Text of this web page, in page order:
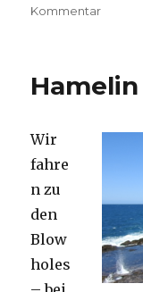
Kommentarzu
Hamelin
Wir
fahre
n zu
den
Blow
holes